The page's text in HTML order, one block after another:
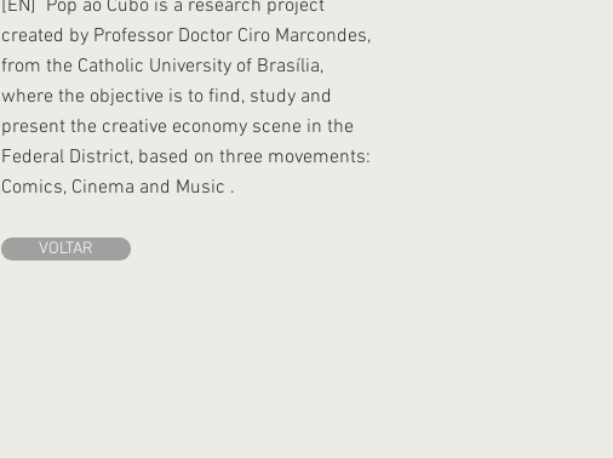
[EN] Pop ao Cubo is a research project
created by Professor Doctor Ciro Marcondes,
from the Catholic University of Brasília,
where the objective is to find, study and
present the creative economy scene in the
Federal District, based on three movements:
Comics, Cinema and Music .
VOLTAR